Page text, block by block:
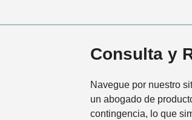
Consulta y
Navegue por nuestro
un abogado de
contingencia, lo que